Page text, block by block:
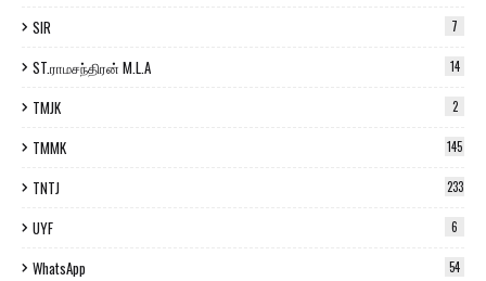
SIR 7
ST.ராமசந்திரன் M.L.A 14
TMJK 2
TMMK 145
TNTJ 233
UYF 6
WhatsApp 54